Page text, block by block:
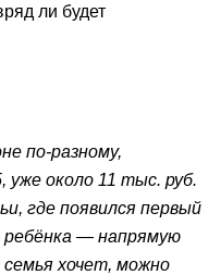
ли будет
по-разному,
уже около 11 тыс. руб.
где появился первый
ребёнка — напрямую
хочет, можно